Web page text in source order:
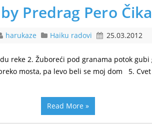
Predrag Pero
harukaze Haiku radovi 25.03.2012
reke 2. Žuboreći pod granama potok
mosta, pa levo beli se moj dom 5.
Read More »